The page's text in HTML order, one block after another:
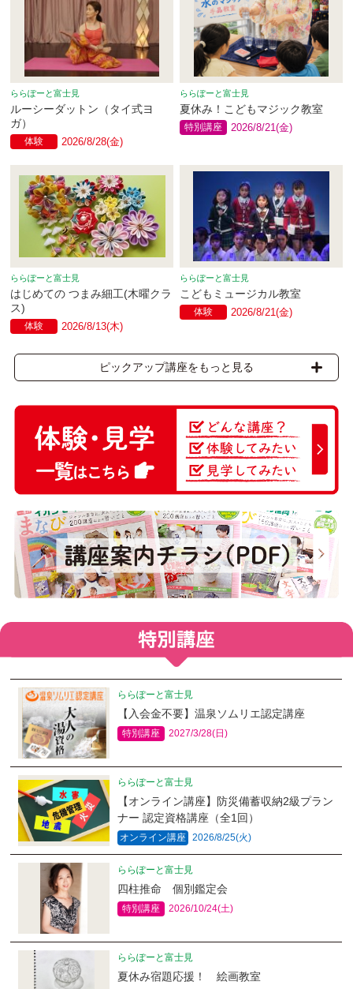
ららぽーと富士見
ルーシーダットン（タイ式ヨ
ガ）
体験 2026/8/28(金)
ららぽーと富士見
夏休み！こどもマジック教室
特別講座 2026/8/21(金)
ららぽーと富士見
はじめての つまみ細工(木曜クラ
ス)
体験 2026/8/13(木)
ららぽーと富士見
こどもミュージカル教室
体験 2026/8/21(金)
ピックアップ講座をもっと見る
ららぽーと富士見
【入会金不要】温泉ソムリエ認定講座
特別講座 2027/3/28(日)
ららぽーと富士見
【オンライン講座】防災備蓄収納2級プラン
ナー 認定資格講座（全1回）
オンライン講座 2026/8/25(火)
ららぽーと富士見
四柱推命 個別鑑定会
特別講座 2026/10/24(土)
ららぽーと富士見
夏休み宿題応援！ 絵画教室